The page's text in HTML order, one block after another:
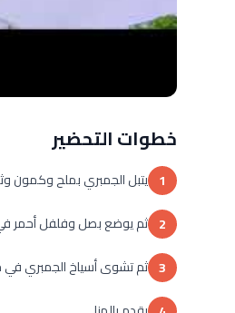
خطوات التحضير
1 يتبل الجمبري بملح وكمون
2 ثم يوضع بصل وفلفل أحمر
3 ثم تشوى أسياخ الجمبري في